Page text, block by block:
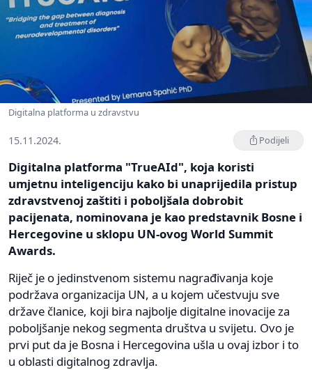
Digitalna platforma u zdravstvu
15.11.2024. Podijeli
Digitalna platforma "TrueAId", koja koristi
umjetnu inteligenciju kako bi unaprijedila pristup
zdravstvenoj zaštiti i poboljšala dobrobit
pacijenata, nominovana je kao predstavnik Bosne i
Hercegovine u sklopu UN-ovog World Summit
Awards.
Riječ je o jedinstvenom sistemu nagrađivanja koje
podržava organizacija UN, a u kojem učestvuju sve
države članice, koji bira najbolje digitalne inovacije za
poboljšanje nekog segmenta društva u svijetu. Ovo je
prvi put da je Bosna i Hercegovina ušla u ovaj izbor i to
u oblasti digitalnog zdravlja.